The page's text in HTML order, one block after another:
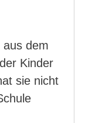
aus dem
Kinder
sie nicht